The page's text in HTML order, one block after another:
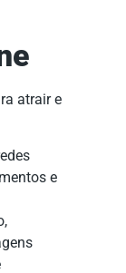
atrair e
e